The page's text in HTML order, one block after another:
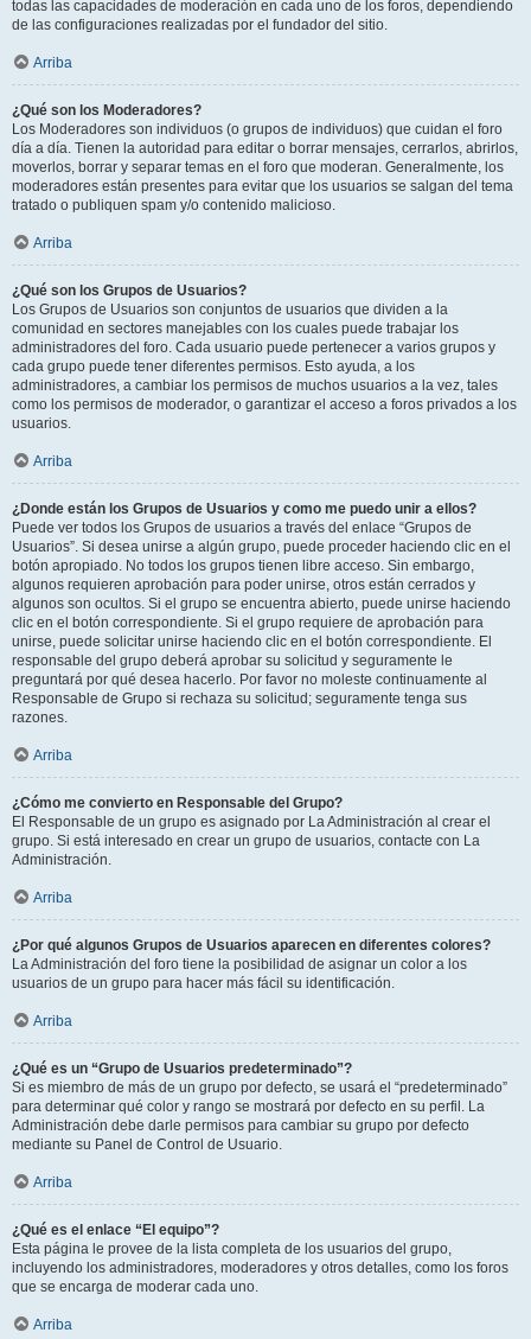
todas las capacidades de moderación en cada uno de los foros, dependiendo
de las configuraciones realizadas por el fundador del sitio.
Arriba
¿Qué son los Moderadores?
Los Moderadores son individuos (o grupos de individuos) que cuidan el foro
día a día. Tienen la autoridad para editar o borrar mensajes, cerrarlos, abrirlos,
moverlos, borrar y separar temas en el foro que moderan. Generalmente, los
moderadores están presentes para evitar que los usuarios se salgan del tema
tratado o publiquen spam y/o contenido malicioso.
Arriba
¿Qué son los Grupos de Usuarios?
Los Grupos de Usuarios son conjuntos de usuarios que dividen a la
comunidad en sectores manejables con los cuales puede trabajar los
administradores del foro. Cada usuario puede pertenecer a varios grupos y
cada grupo puede tener diferentes permisos. Esto ayuda, a los
administradores, a cambiar los permisos de muchos usuarios a la vez, tales
como los permisos de moderador, o garantizar el acceso a foros privados a los
usuarios.
Arriba
¿Donde están los Grupos de Usuarios y como me puedo unir a ellos?
Puede ver todos los Grupos de usuarios a través del enlace “Grupos de
Usuarios”. Si desea unirse a algún grupo, puede proceder haciendo clic en el
botón apropiado. No todos los grupos tienen libre acceso. Sin embargo,
algunos requieren aprobación para poder unirse, otros están cerrados y
algunos son ocultos. Si el grupo se encuentra abierto, puede unirse haciendo
clic en el botón correspondiente. Si el grupo requiere de aprobación para
unirse, puede solicitar unirse haciendo clic en el botón correspondiente. El
responsable del grupo deberá aprobar su solicitud y seguramente le
preguntará por qué desea hacerlo. Por favor no moleste continuamente al
Responsable de Grupo si rechaza su solicitud; seguramente tenga sus
razones.
Arriba
¿Cómo me convierto en Responsable del Grupo?
El Responsable de un grupo es asignado por La Administración al crear el
grupo. Si está interesado en crear un grupo de usuarios, contacte con La
Administración.
Arriba
¿Por qué algunos Grupos de Usuarios aparecen en diferentes colores?
La Administración del foro tiene la posibilidad de asignar un color a los
usuarios de un grupo para hacer más fácil su identificación.
Arriba
¿Qué es un “Grupo de Usuarios predeterminado”?
Si es miembro de más de un grupo por defecto, se usará el “predeterminado”
para determinar qué color y rango se mostrará por defecto en su perfil. La
Administración debe darle permisos para cambiar su grupo por defecto
mediante su Panel de Control de Usuario.
Arriba
¿Qué es el enlace “El equipo”?
Esta página le provee de la lista completa de los usuarios del grupo,
incluyendo los administradores, moderadores y otros detalles, como los foros
que se encarga de moderar cada uno.
Arriba